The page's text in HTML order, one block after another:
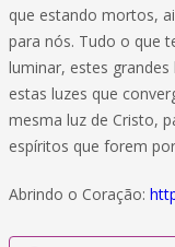
que estando mortos,
para nós. Tudo o que
luminar, estes
estas luzes que
mesma luz de Cristo,
espíritos que forem
Abrindo o Coração: